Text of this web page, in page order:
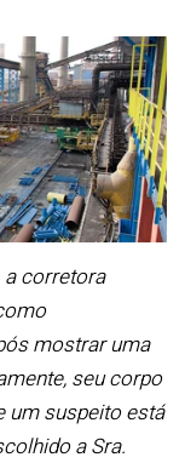
a corretora
mostrar uma
seu corpo
um suspeito está
a Sra.